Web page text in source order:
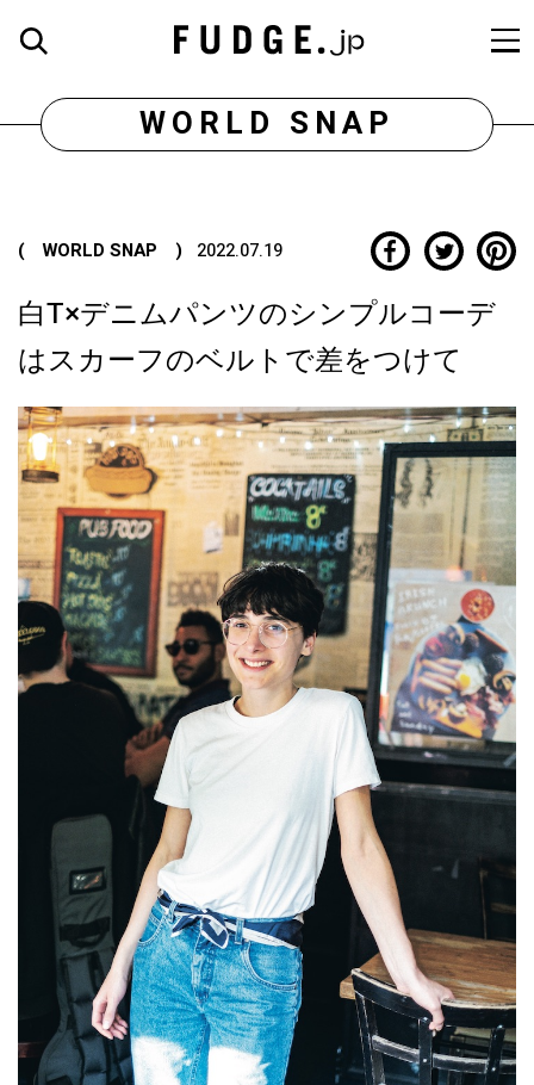
WORLD SNAP
( WORLD SNAP ) 2022.07.19
白T×デニムパンツのシンプルコーデ
はスカーフのベルトで差をつけて